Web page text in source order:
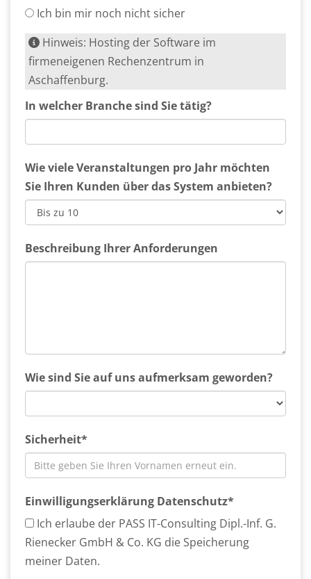
Ich bin mir noch nicht sicher
Hinweis: Hosting der Software im
firmeneigenen Rechenzentrum in
Aschaffenburg.
In welcher Branche sind Sie tätig?
Wie viele Veranstaltungen pro Jahr möchten
Sie Ihren Kunden über das System anbieten?
Beschreibung Ihrer Anforderungen
Wie sind Sie auf uns aufmerksam geworden?
Sicherheit*
Einwilligungserklärung Datenschutz*
Ich erlaube der PASS IT-Consulting Dipl.-Inf. G.
Rienecker GmbH & Co. KG die Speicherung
meiner Daten.